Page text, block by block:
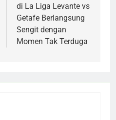
di La Liga Levante vs
Getafe Berlangsung
Sengit dengan
Momen Tak Terduga